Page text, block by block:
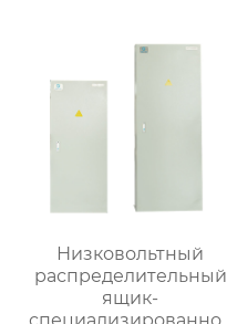
Низковольтный
распределительный
ящик-